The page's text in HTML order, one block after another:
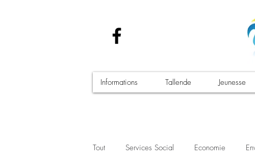
Informations Tallende Jeunesse
Tout Services Social Economie